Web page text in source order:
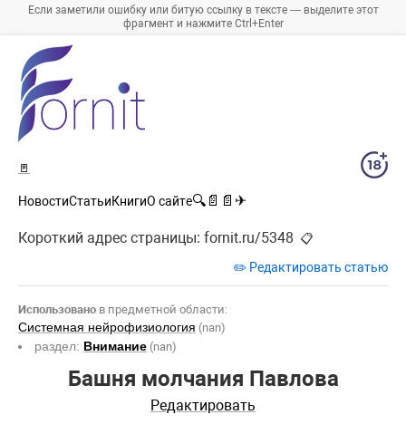
Если заметили ошибку или битую ссылку в тексте — выделите этот
фрагмент и нажмите Ctrl+Enter
🚪
НовостиСтатьиКнигиО сайте🔍 📄 📄 ✈
Короткий адрес страницы: fornit.ru/5348 📋
✏️ Редактировать статью
Использовано в предметной области:
Системная нейрофизиология (nan)
раздел: Внимание (nan)
Башня молчания Павлова
Редактировать